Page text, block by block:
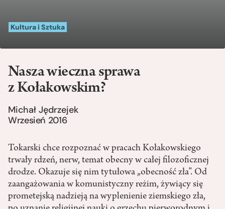
Kultura i Sztuka
Nasza wieczna sprawa
z Kołakowskim?
Michał Jędrzejek
Wrzesień 2016
Tokarski chce rozpoznać w pracach Kołakowskiego
trwały rdzeń, nerw, temat obecny w całej filozoficznej
drodze. Okazuje się nim tytułowa „obecność zła”. Od
zaangażowania w komunistyczny reżim, żywiący się
prometejską nadzieją na wyplenienie ziemskiego zła,